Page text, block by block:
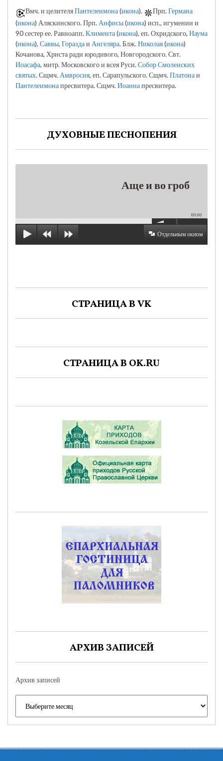
Вмч. и целителяПантелеимона(икона). Прп.Германа
(икона) Аляскинского. Прп. Анфисы(икона) исп., игумении и
90 сестер ее. Равноапп.Климента(икона), еп. Охридского, Наума
(икона), Саввы, Гораздаи Ангеляра. Блж.Николая(икона)
Кочанова, Христа ради юродивого, Новгородского. Свт.
Иоасафа, митр. Московского и всея Руси.Собор Смоленских
святых. Сщмч. Амвросия, еп. Сарапульского. Сщмч.Платонаи
Пантелеимонапресвитера. Сщмч.Иоаннапресвитера.
ДУХОВНЫЕ ПЕСНОПЕНИЯ
Аще и во гроб
00:00
Отдельным окном
СТРАНИЦА В VK
СТРАНИЦА В OK.RU
АРХИВ ЗАПИСЕЙ
Архив записей